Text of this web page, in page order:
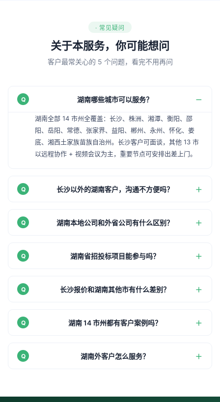
· 常见疑问
关于本服务，你可能想问
客户最常关心的 5 个问题，看完不用再问
湖南哪些城市可以服务？
湖南全部 14 市州全覆盖：长沙、株洲、湘潭、衡阳、邵
阳、岳阳、常德、张家界、益阳、郴州、永州、怀化、娄
底、湘西土家族苗族自治州。长沙客户可面谈，其他 13 市
以远程协作 + 视频会议为主，重要节点可安排出差上门。
长沙以外的湖南客户，沟通不方便吗？
湖南本地公司和外省公司有什么区别？
湖南省招投标项目能参与吗？
长沙报价和湖南其他市有什么差别？
湖南 14 市州都有客户案例吗？
湖南外客户怎么服务？